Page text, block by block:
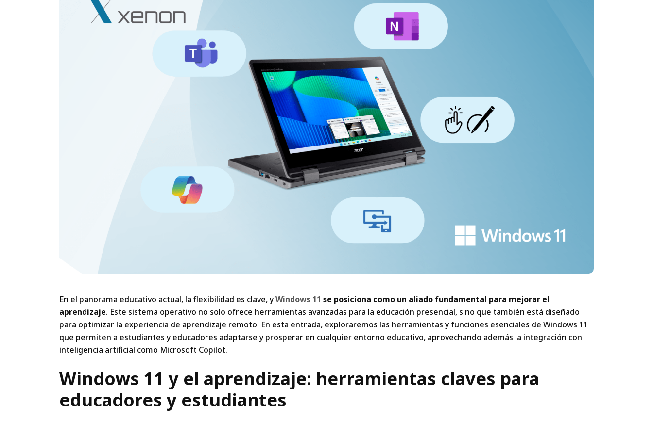
En el panorama educativo actual, la flexibilidad es clave, yWindows 11 se posiciona como un aliado fundamental para mejorar el
aprendizaje. Este sistema operativo no solo ofrece herramientas avanzadas para la educación presencial, sino que también está diseñado
para optimizar la experiencia de aprendizaje remoto. En esta entrada, exploraremos las herramientas y funciones esenciales de Windows 11
que permiten a estudiantes y educadores adaptarse y prosperar en cualquier entorno educativo, aprovechando además la integración con
inteligencia artificial como Microsoft Copilot.
Windows 11 y el aprendizaje: herramientas claves para
educadores y estudiantes